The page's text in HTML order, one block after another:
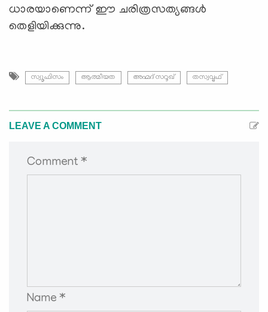
ധാരയാണെന്ന് ഈ ചരിത്രസത്യങ്ങൾ
തെളിയിക്കുന്നു.
സ്വൂഫിസം ആത്മീയത അഹ്മദ് സറൂഖ് തസ്വവ്വുഫ്
LEAVE A COMMENT
Comment *
Name *